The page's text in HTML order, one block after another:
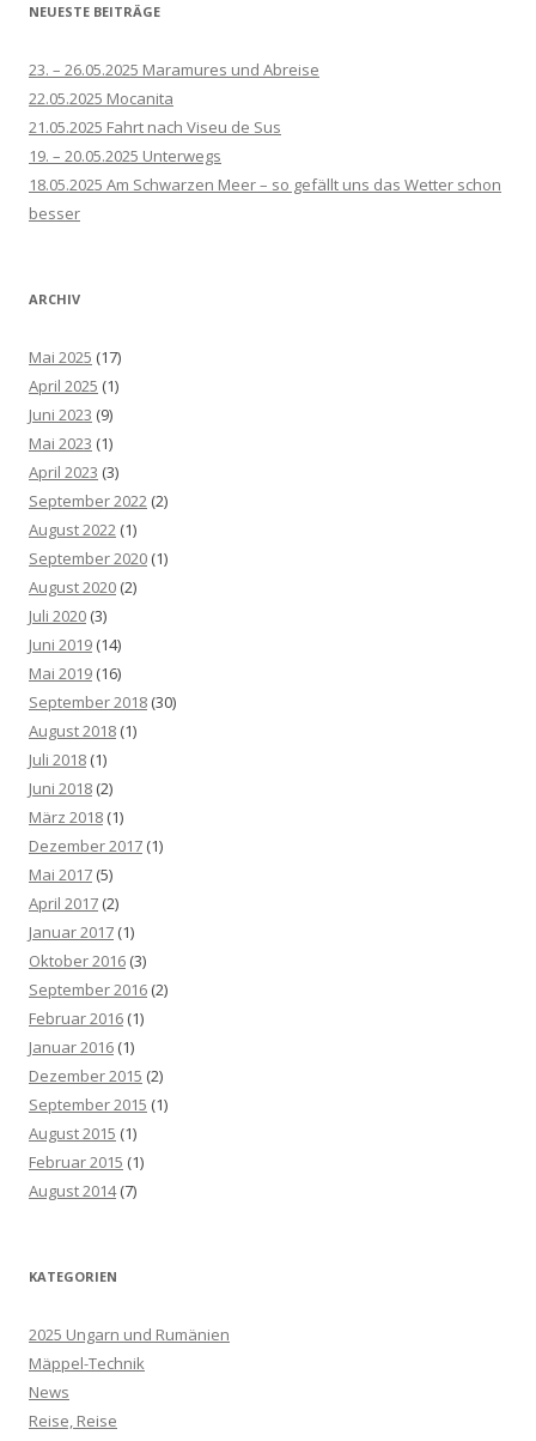
NEUESTE BEITRÄGE
23. – 26.05.2025 Maramures und Abreise
22.05.2025 Mocanita
21.05.2025 Fahrt nach Viseu de Sus
19. – 20.05.2025 Unterwegs
18.05.2025 Am Schwarzen Meer – so gefällt uns das Wetter schon
besser
ARCHIV
Mai 2025 (17)
April 2025 (1)
Juni 2023 (9)
Mai 2023 (1)
April 2023 (3)
September 2022 (2)
August 2022 (1)
September 2020 (1)
August 2020 (2)
Juli 2020 (3)
Juni 2019 (14)
Mai 2019 (16)
September 2018 (30)
August 2018 (1)
Juli 2018 (1)
Juni 2018 (2)
März 2018 (1)
Dezember 2017 (1)
Mai 2017 (5)
April 2017 (2)
Januar 2017 (1)
Oktober 2016 (3)
September 2016 (2)
Februar 2016 (1)
Januar 2016 (1)
Dezember 2015 (2)
September 2015 (1)
August 2015 (1)
Februar 2015 (1)
August 2014(7)
KATEGORIEN
2025 Ungarn und Rumänien
Mäppel-Technik
News
Reise, Reise